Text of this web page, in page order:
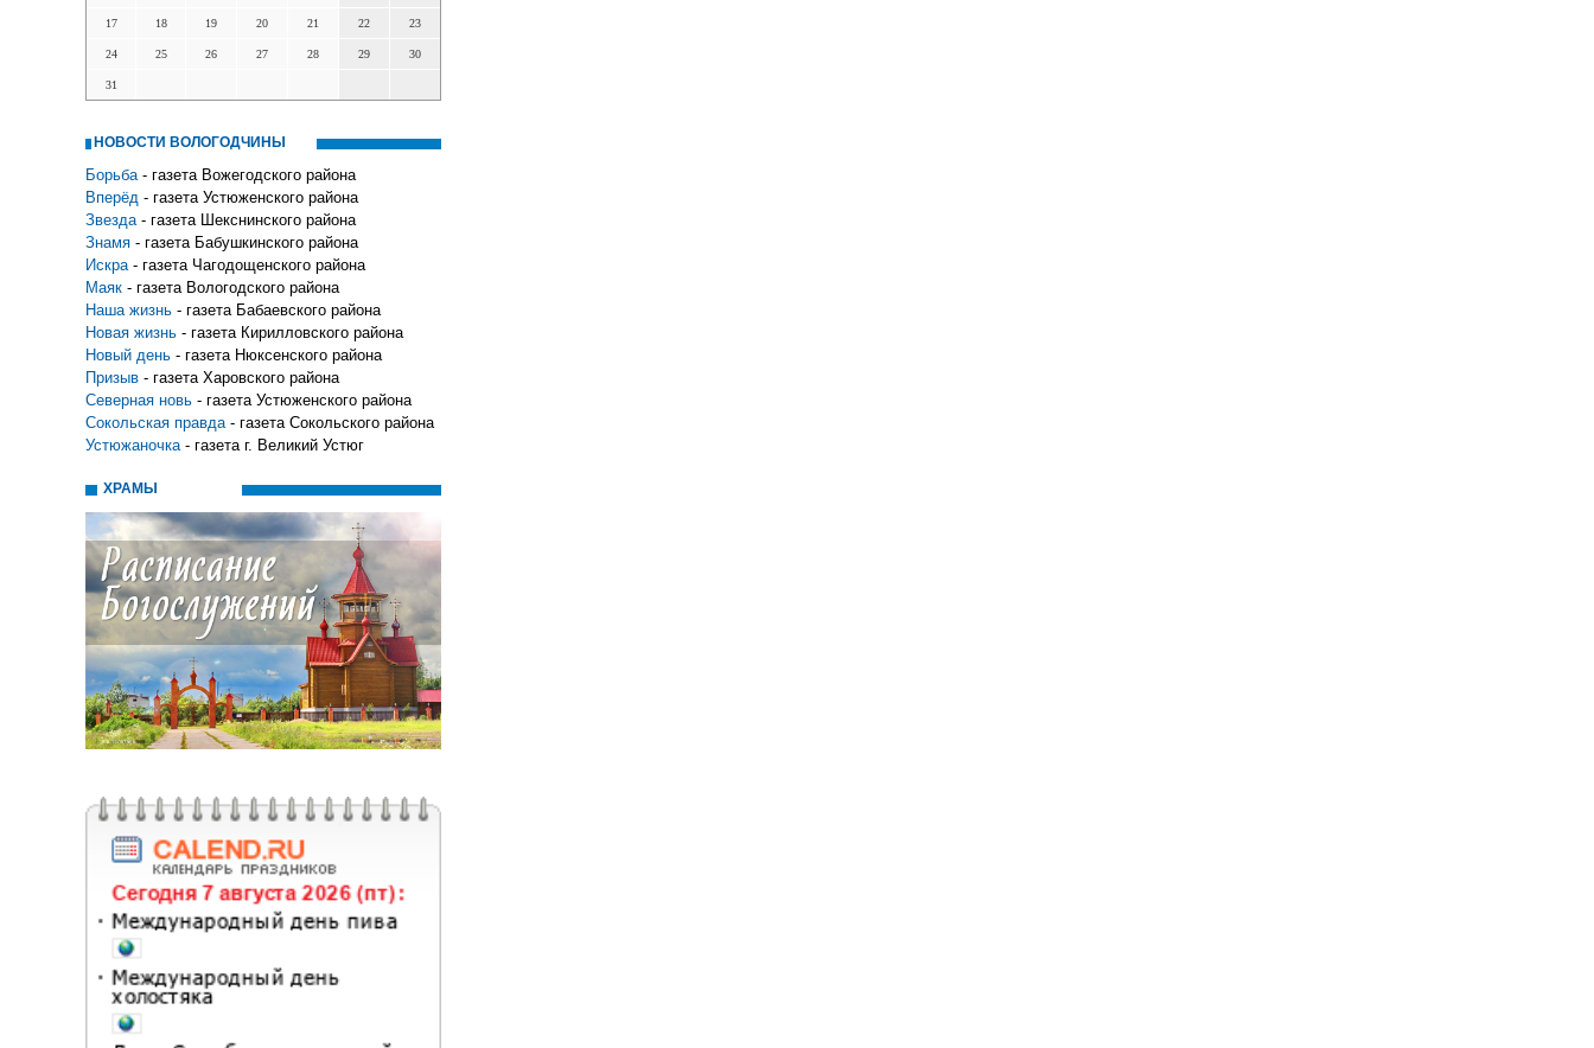
17 18 19 20 21 22 23
24 25 26 27 28 29 30
31
НОВОСТИ ВОЛОГОДЧИНЫ
Борьба - газета Вожегодского района
Вперёд - газета Устюженского района
Звезда - газета Шекснинского района
Знамя - газета Бабушкинского района
Искра - газета Чагодощенского района
Маяк - газета Вологодского района
Наша жизнь - газета Бабаевского района
Новая жизнь - газета Кирилловского района
Новый день - газета Нюксенского района
Призыв - газета Харовского района
Северная новь - газета Устюженского района
Сокольская правда - газета Сокольского района
Устюжаночка - газета г. Великий Устюг
ХРАМЫ